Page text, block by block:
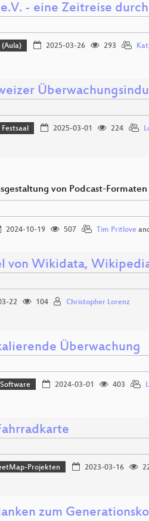
e.V. - eine Zeitreise
(Aula) 2025-03-26 293
Festsaal 2025-03-01 224
von Podcast-Formaten
2024-10-19 507 Tim Pritlove
von Wikidata,
22 104 Christopher Lorenz
Überwachung
2024-03-01 403
Projekten 2023-03-16
zum